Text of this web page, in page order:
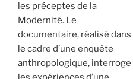
les préceptes de la
Modernité. Le
documentaire, réalisé dans
le cadre d’une enquête
anthropologique, interroge